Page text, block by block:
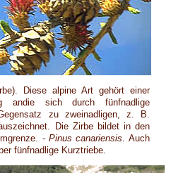
Diese alpine Art gehört einer
andie sich durch fünfnadlige
zu zweinadligen, z. B.
Die Zirbe bildet in den
-Pinus canariensis . Auch
fünfnadlige Kurztriebe.